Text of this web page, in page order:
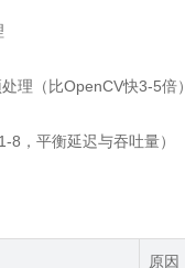
理（比OpenCV快3-5倍）
8，平衡延迟与吞吐量）
原因